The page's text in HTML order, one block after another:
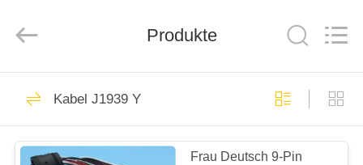
HAUS
PRODUKTE
Rights
Developed
ELD-Kabel
Produkte
Kabel J1939 Y
Frau Deutsch 9-Pin